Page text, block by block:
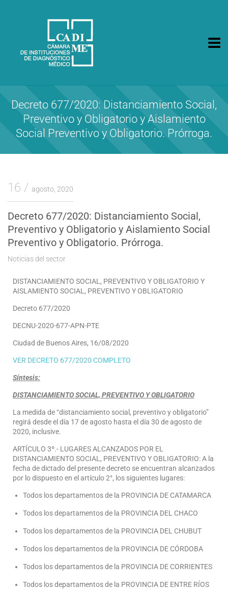
CA.DI.ME.
Cámara de Instituciones de Diagnóstico Médico
Decreto 677/2020: Distanciamiento Social,
Preventivo y Obligatorio y Aislamiento
Social Preventivo y Obligatorio. Prórroga.
16 agosto, 2020
Decreto 677/2020: Distanciamiento Social,
Preventivo y Obligatorio y Aislamiento Social
Preventivo y Obligatorio. Prórroga.
Noticias del sector
DISTANCIAMIENTO SOCIAL, PREVENTIVO Y OBLIGATORIO Y
AISLAMIENTO SOCIAL, PREVENTIVO Y OBLIGATORIO
Decreto 677/2020
DECNU-2020-677-APN-PTE
Ciudad de Buenos Aires, 16/08/2020
VER DECRETO 677/2020 COMPLETO
Síntesis:
DISTANCIAMIENTO SOCIAL, PREVENTIVO Y OBLIGATORIO
La medida de “distanciamiento social, preventivo y obligatorio”
regirá desde el día 17 de agosto hasta el día 30 de agosto de
2020, inclusive.
ARTÍCULO 3º.- LUGARES ALCANZADOS POR EL
DISTANCIAMIENTO SOCIAL, PREVENTIVO Y OBLIGATORIO: A la
fecha de dictado del presente decreto se encuentran alcanzados
por lo dispuesto en el artículo 2°, los siguientes lugares:
Todos los departamentos de la PROVINCIA DE CATAMARCA
Todos los departamentos de la PROVINCIA DEL CHACO
Todos los departamentos de la PROVINCIA DEL CHUBUT
Todos los departamentos de la PROVINCIA DE CÓRDOBA
Todos los departamentos de la PROVINCIA DE CORRIENTES
Todos los departamentos de la PROVINCIA DE ENTRE RÍOS